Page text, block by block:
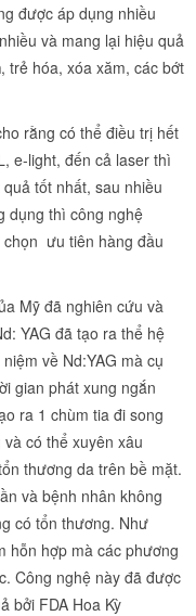
được áp dụng nhiều
và mang lại hiệu quả
, trẻ hóa, xóa xăm, các bớt
rằng có thể điều trị hết
e-light, đến cả laser thì
tốt nhất, sau nhiều
dụng thì công nghệ
chọn ưu tiên hàng đầu
Mỹ đã nghiên cứu và
YAG đã tạo ra thể hệ
về Nd:YAG mà cụ
gian phát xung ngắn
ra 1 chùm tia đi song
có thể xuyên xâu
thương da trên bề mặt.
và bệnh nhân không
có tổn thương. Như
hỗn hợp mà các phương
Công nghệ này đã được
bởi FDA Hoa Kỳ